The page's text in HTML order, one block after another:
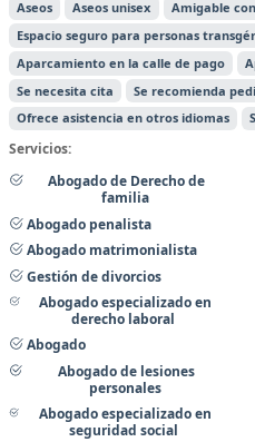
Aseos Aseos unisex
Amigable
Espacio seguro para personas
Aparcamiento en la calle de pago
Se necesita cita
Se recomienda
Ofrece asistencia en otros idiomas
Servicios:
Abogado de Derecho de
familia
Abogado penalista
Abogado matrimonialista
Gestión de divorcios
Abogado especializado en
derecho laboral
Abogado
Abogado de lesiones
personales
Abogado especializado en
seguridad social